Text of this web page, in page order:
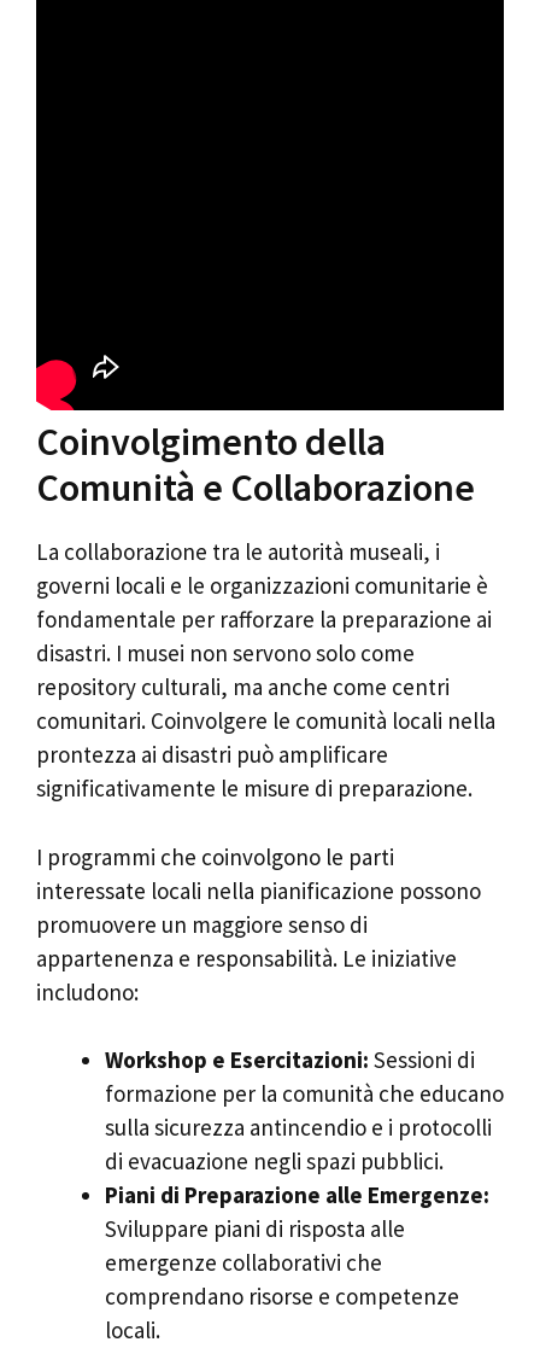
Coinvolgimento della
Comunità e Collaborazione
La collaborazione tra le autorità museali, i
governi locali e le organizzazioni comunitarie è
fondamentale per rafforzare la preparazione ai
disastri. I musei non servono solo come
repository culturali, ma anche come centri
comunitari. Coinvolgere le comunità locali nella
prontezza ai disastri può amplificare
significativamente le misure di preparazione.
I programmi che coinvolgono le parti
interessate locali nella pianificazione possono
promuovere un maggiore senso di
appartenenza e responsabilità. Le iniziative
includono:
Workshop e Esercitazioni: Sessioni di
formazione per la comunità che educano
sulla sicurezza antincendio e i protocolli
di evacuazione negli spazi pubblici.
Piani di Preparazione alle Emergenze:
Sviluppare piani di risposta alle
emergenze collaborativi che
comprendano risorse e competenze
locali.